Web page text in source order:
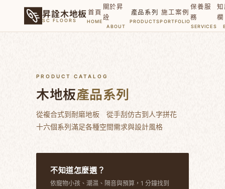
昇詮木地板
SC FLOORS
首頁
HOME
關於昇
詮
ABOUT
產品系列
PRODUCTS
施工案例
PORTFOLIO
保養服
務
SERVICES
欄
PRODUCT CATALOG
木地板產品系列
從複合式到耐磨地板 從手刮仿古到人字拼花
十六個系列滿足各種空間需求與設計風格
不知道怎麼選？
依寵物小孩、潮濕、隔音與預算，1 分鐘找到